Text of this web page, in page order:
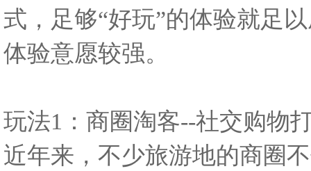
式，足够“好玩”的体验就足
体验意愿较强。
玩法1：商圈淘客--社交购物
近年来，不少旅游地的商圈